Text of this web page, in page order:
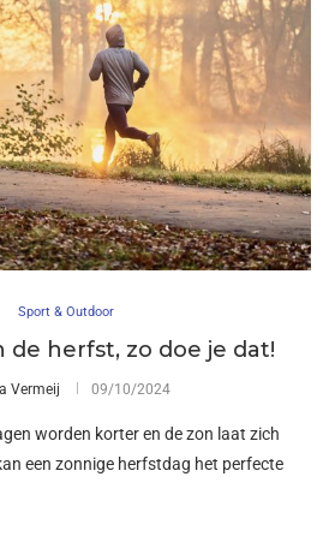
Sport & Outdoor
de herfst, zo doe je dat!
Vermeij 09/10/2024
worden korter en de zon laat zich
een zonnige herfstdag het perfecte